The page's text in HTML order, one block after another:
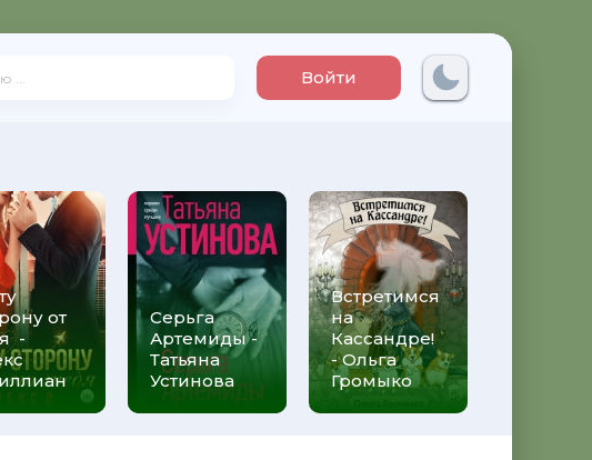
Войти
от
-
Серьга
Артемиды -
Татьяна
Устинова
Встретимся
на
Кассандре!
- Ольга
Громыко